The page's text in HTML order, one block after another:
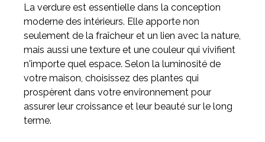
La verdure est essentielle dans la conception
moderne des intérieurs. Elle apporte non
seulement de la fraîcheur et un lien avec la nature,
mais aussi une texture et une couleur qui vivifient
n'importe quel espace. Selon la luminosité de
votre maison, choisissez des plantes qui
prospèrent dans votre environnement pour
assurer leur croissance et leur beauté sur le long
terme.